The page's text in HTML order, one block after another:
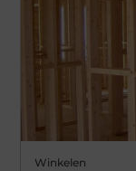
Winkelen